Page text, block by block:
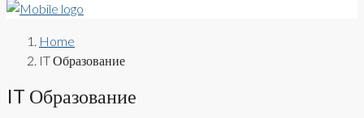
Home
IT Образование
IT Образование